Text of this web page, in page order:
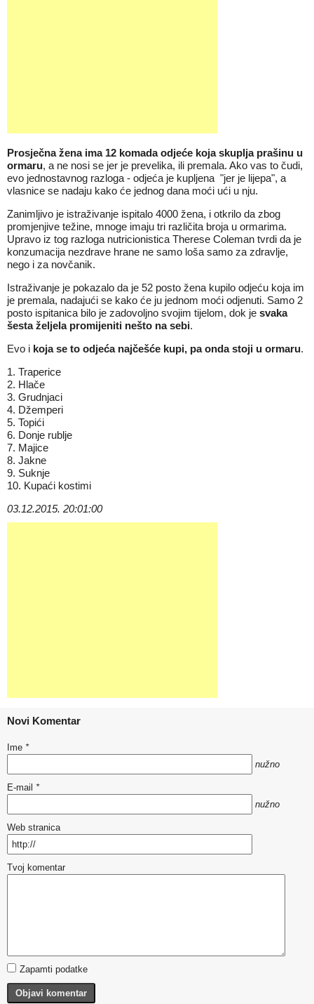
Prosječna žena ima 12 komada odjeće koja skuplja prašinu u
ormaru, a ne nosi se jer je prevelika, ili premala. Ako vas to čudi,
evo jednostavnog razloga - odjeća je kupljena "jer je lijepa", a
vlasnice se nadaju kako će jednog dana moći ući u nju.
Zanimljivo je istraživanje ispitalo 4000 žena, i otkrilo da zbog
promjenjive težine, mnoge imaju tri različita broja u ormarima.
Upravo iz tog razloga nutricionistica Therese Coleman tvrdi da je
konzumacija nezdrave hrane ne samo loša samo za zdravlje,
nego i za novčanik.
Istraživanje je pokazalo da je 52 posto žena kupilo odjeću koja im
je premala, nadajući se kako će ju jednom moći odjenuti. Samo 2
posto ispitanica bilo je zadovoljno svojim tijelom, dok je svaka
šesta željela promijeniti nešto na sebi.
Evo i koja se to odjeća najčešće kupi, pa onda stoji u ormaru.
1. Traperice
2. Hlače
3. Grudnjaci
4. Džemperi
5. Topići
6. Donje rublje
7. Majice
8. Jakne
9. Suknje
10. Kupaći kostimi
03.12.2015. 20:01:00
Novi Komentar
Ime *
nužno
E-mail *
nužno
Web stranica
Tvoj komentar
Zapamti podatke
Objavi komentar